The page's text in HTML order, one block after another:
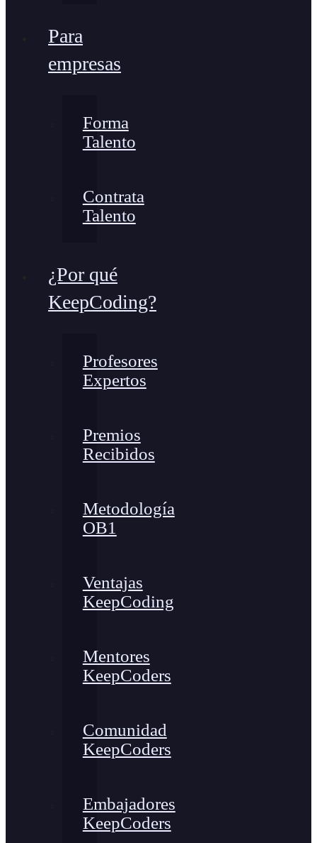
Para
empresas
Forma
Talento
Contrata
Talento
¿Por qué
KeepCoding?
Profesores
Expertos
Premios
Recibidos
Metodología
OB1
Ventajas
KeepCoding
Mentores
KeepCoders
Comunidad
KeepCoders
Embajadores
KeepCoders